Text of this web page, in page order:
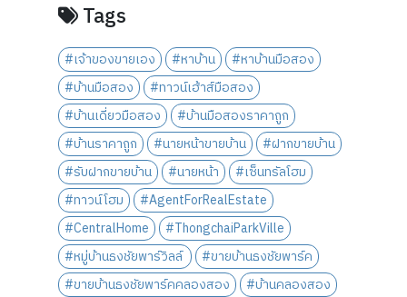
Tags
#เจ้าของขายเอง #หาบ้าน
#หาบ้านมือสอง
#บ้านมือสอง
#ทาวน์เฮ้าส์มือสอง
#บ้านเดี่ยวมือสอง
#บ้านมือสองราคาถูก
#บ้านราคาถูก
#นายหน้าขายบ้าน
#ฝากขายบ้าน
#รับฝากขายบ้าน
#นายหน้า
#เซ็นทรัลโฮม
#ทาวน์โฮม
#AgentForRealEstate
#CentralHome
#ThongchaiParkVille
#หมู่บ้านธงชัยพาร์วิลล์
#ขายบ้านธงชัยพาร์ค
#ขายบ้านธงชัยพาร์คคลองสอง
#บ้านคลองสอง